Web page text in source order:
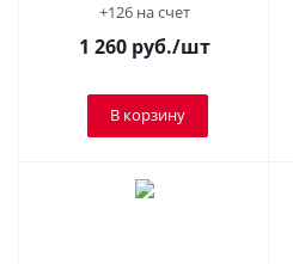
+126 на счет
1 260руб./шт
В корзину